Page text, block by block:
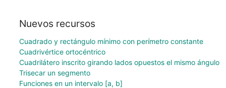
Nuevos recursos
Cuadrado y rectángulo mínimo con perímetro constante
Cuadrivértice ortocéntrico
Cuadrilátero inscrito girando lados opuestos el mismo ángulo
Trisecar un segmento
Funciones en un intervalo [a, b]